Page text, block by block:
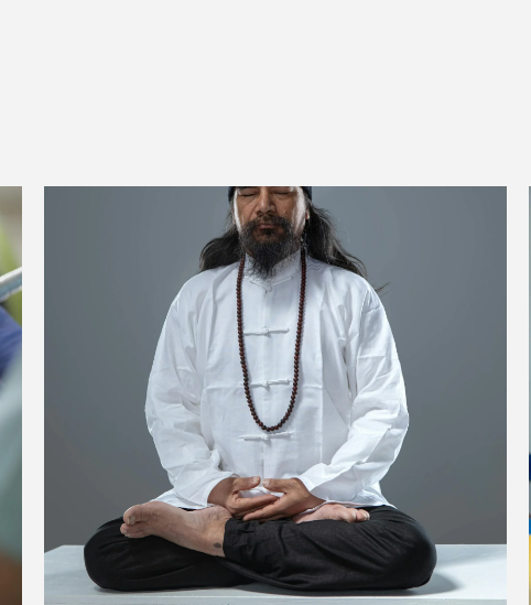
Populiariausi
Sveikata
Elektrinis neįgaliojo vežimėlis –
nepriklausomybės ir judėjimo
laisvės simbolis
Sportas Sveikata
Kas yra tai chi ir kuo jis
naudingas sveikatai?
Sveikata
ProDentum – Geriausia
odontologijos klinika Vilniuje